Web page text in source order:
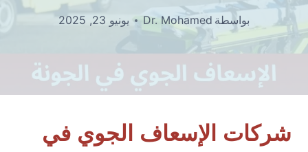
بواسطة Dr. Mohamed يونيو 23, 2025
شركات الإسعاف الجوي في